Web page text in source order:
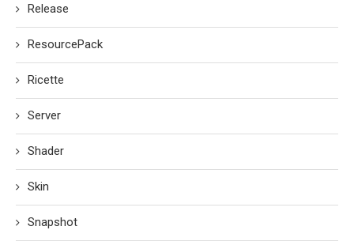
Release
ResourcePack
Ricette
Server
Shader
Skin
Snapshot